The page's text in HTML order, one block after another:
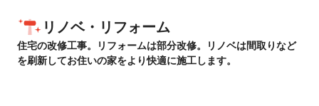
リノベ・リフォーム
住宅の改修工事。リフォームは部分改修。リノベは間取りなど
を刷新してお住いの家をより快適に施工します。